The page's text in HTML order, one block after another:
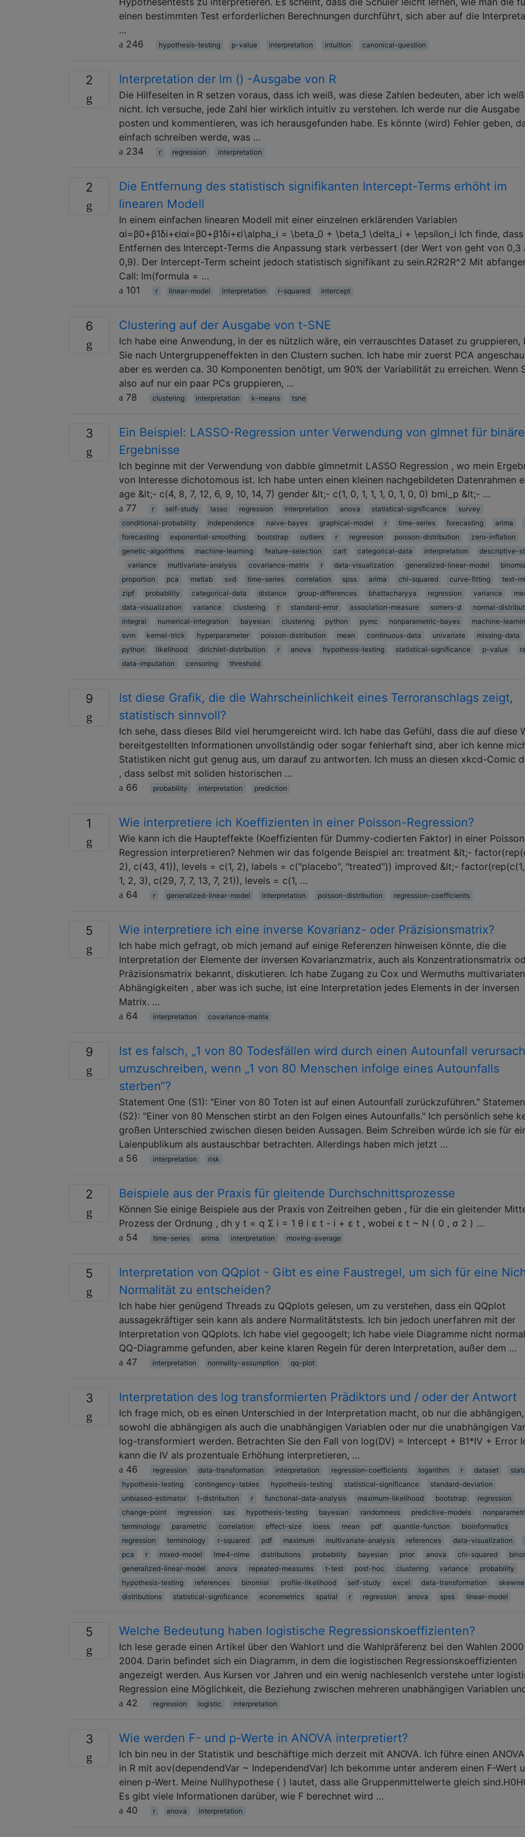
einen bestimmten Test erforderlichen Berechnungen durchführt, sich aber auf die
…
246
hypothesis-testing p-value interpretation intuition canonical-question
2 Interpretation der lm () -Ausgabe von R
Die Hilfeseiten in R setzen voraus, dass ich weiß, was diese Zahlen bedeuten, aber ich
nicht. Ich versuche, jede Zahl hier wirklich intuitiv zu verstehen. Ich werde nur die Ausgabe
posten und kommentieren, was ich herausgefunden habe. Es könnte (wird) Fehler geben,
einfach schreiben werde, was …
234
r regression interpretation
2
Die Entfernung des statistisch signifikanten Intercept-Terms erhöht im
linearen Modell
In einem einfachen linearen Modell mit einer einzelnen erklärenden Variablen
αi=β0+β1δi+ϵiαi=β0+β1δi+ϵi\alpha_i = \beta_0 + \beta_1 \delta_i + \epsilon_i Ich finde,
Entfernen des Intercept-Terms die Anpassung stark verbessert (der Wert von geht von 0,3
0,9). Der Intercept-Term scheint jedoch statistisch signifikant zu sein.R2R2R^2 Mit
Call: lm(formula = …
101
r linear-model interpretation r-squared intercept
6 Clustering auf der Ausgabe von t-SNE
Ich habe eine Anwendung, in der es nützlich wäre, ein verrauschtes Dataset zu gruppieren,
Sie nach Untergruppeneffekten in den Clustern suchen. Ich habe mir zuerst PCA
aber es werden ca. 30 Komponenten benötigt, um 90% der Variabilität zu erreichen. Wenn
also auf nur ein paar PCs gruppieren, …
78
clustering interpretation k-means tsne
3
Ein Beispiel: LASSO-Regression unter Verwendung von glmnet für binäre
Ergebnisse
Ich beginne mit der Verwendung von dabble glmnetmit LASSO Regression , wo mein
von Interesse dichotomous ist. Ich habe unten einen kleinen nachgebildeten Datenrahmen
age &lt;- c(4, 8, 7, 12, 6, 9, 10, 14, 7) gender &lt;- c(1, 0, 1, 1, 1, 0, 1, 0, 0) bmi_p &lt;- …
77
r self-study lasso regression interpretation anova statistical-significance
survey
conditional-probability
independence naive-bayes graphical-model r time-series forecasting arima
forecasting
exponential-smoothing bootstrap outliers r regression poisson-distribution
zero-inflation
genetic-algorithms
machine-learning feature-selection cart categorical-data interpretation
descriptive-
variance
multivariate-analysis covariance-matrix r data-visualization generalized-linear-model
proportion
pca matlab svd time-series correlation spss arima chi-squared curve-fitting
text-
zipf
probability categorical-data distance group-differences bhattacharyya regression variance
data-visualization
variance clustering r standard-error association-measure somers-d
normal-
integral
numerical-integration bayesian clustering python pymc nonparametric-bayes
machine-
svm
kernel-trick hyperparameter poisson-distribution mean continuous-data univariate missing-data
python
likelihood dirichlet-distribution r anova hypothesis-testing statistical-significance p-value
data-imputation
censoring threshold
9
Ist diese Grafik, die die Wahrscheinlichkeit eines Terroranschlags zeigt,
statistisch sinnvoll?
Ich sehe, dass dieses Bild viel herumgereicht wird. Ich habe das Gefühl, dass die auf diese
bereitgestellten Informationen unvollständig oder sogar fehlerhaft sind, aber ich kenne
Statistiken nicht gut genug aus, um darauf zu antworten. Ich muss an diesen xkcd-Comic
, dass selbst mit soliden historischen …
66
probability interpretation prediction
1 Wie interpretiere ich Koeffizienten in einer Poisson-Regression?
Wie kann ich die Haupteffekte (Koeffizienten für Dummy-codierten Faktor) in einer
Regression interpretieren? Nehmen wir das folgende Beispiel an: treatment &lt;-
2), c(43, 41)), levels = c(1, 2), labels = c("placebo", "treated")) improved &lt;-
1, 2, 3), c(29, 7, 7, 13, 7, 21)), levels = c(1, …
64
r generalized-linear-model interpretation poisson-distribution regression-coefficients
5 Wie interpretiere ich eine inverse Kovarianz- oder Präzisionsmatrix?
Ich habe mich gefragt, ob mich jemand auf einige Referenzen hinweisen könnte, die die
Interpretation der Elemente der inversen Kovarianzmatrix, auch als Konzentrationsmatrix
Präzisionsmatrix bekannt, diskutieren. Ich habe Zugang zu Cox und Wermuths multivariaten
Abhängigkeiten , aber was ich suche, ist eine Interpretation jedes Elements in der inversen
Matrix. …
64
interpretation covariance-matrix
9
Ist es falsch, „1 von 80 Todesfällen wird durch einen Autounfall
umzuschreiben, wenn „1 von 80 Menschen infolge eines Autounfalls
sterben“?
Statement One (S1): "Einer von 80 Toten ist auf einen Autounfall zurückzuführen."
(S2): "Einer von 80 Menschen stirbt an den Folgen eines Autounfalls." Ich persönlich sehe
großen Unterschied zwischen diesen beiden Aussagen. Beim Schreiben würde ich sie für
Laienpublikum als austauschbar betrachten. Allerdings haben mich jetzt …
56
interpretation risk
2 Beispiele aus der Praxis für gleitende Durchschnittsprozesse
Können Sie einige Beispiele aus der Praxis von Zeitreihen geben , für die ein gleitender
Prozess der Ordnung , dh y t = q Σ i = 1 θ i ε t - i + ε t , wobei ε t ~ N ( 0 , σ 2 ) …
54
time-series arima interpretation moving-average
5
Interpretation von QQplot - Gibt es eine Faustregel, um sich für eine
Normalität zu entscheiden?
Ich habe hier genügend Threads zu QQplots gelesen, um zu verstehen, dass ein QQplot
aussagekräftiger sein kann als andere Normalitätstests. Ich bin jedoch unerfahren mit der
Interpretation von QQplots. Ich habe viel gegoogelt; Ich habe viele Diagramme nicht
QQ-Diagramme gefunden, aber keine klaren Regeln für deren Interpretation, außer dem …
47
interpretation normality-assumption qq-plot
3 Interpretation des log transformierten Prädiktors und / oder der Antwort
Ich frage mich, ob es einen Unterschied in der Interpretation macht, ob nur die abhängigen,
sowohl die abhängigen als auch die unabhängigen Variablen oder nur die unabhängigen
log-transformiert werden. Betrachten Sie den Fall von log(DV) = Intercept + B1*IV + Error
kann die IV als prozentuale Erhöhung interpretieren, …
46
regression data-transformation interpretation regression-coefficients logarithm r dataset
hypothesis-testing
contingency-tables hypothesis-testing statistical-significance
standard-deviation
unbiased-estimator
t-distribution r functional-data-analysis maximum-likelihood bootstrap
regression
change-point
regression sas hypothesis-testing bayesian randomness predictive-models
terminology
parametric correlation effect-size loess mean pdf quantile-function
bioinformatics
regression
terminology r-squared pdf maximum multivariate-analysis references data-visualization
pca
r mixed-model lme4-nlme distributions probability bayesian prior anova chi-squared
generalized-linear-model
anova repeated-measures t-test post-hoc clustering variance
probability
hypothesis-testing
references binomial profile-likelihood self-study excel data-transformation
distributions
statistical-significance econometrics spatial r regression anova spss linear-model
5 Welche Bedeutung haben logistische Regressionskoeffizienten?
Ich lese gerade einen Artikel über den Wahlort und die Wahlpräferenz bei den Wahlen
2004. Darin befindet sich ein Diagramm, in dem die logistischen Regressionskoeffizienten
angezeigt werden. Aus Kursen vor Jahren und ein wenig nachlesenIch verstehe unter
Regression eine Möglichkeit, die Beziehung zwischen mehreren unabhängigen Variablen
42
regression logistic interpretation
3 Wie werden F- und p-Werte in ANOVA interpretiert?
Ich bin neu in der Statistik und beschäftige mich derzeit mit ANOVA. Ich führe einen
in R mit aov(dependendVar ~ IndependendVar) Ich bekomme unter anderem einen F-Wert
einen p-Wert. Meine Nullhypothese ( ) lautet, dass alle Gruppenmittelwerte gleich
Es gibt viele Informationen darüber, wie F berechnet wird …
40
r anova interpretation